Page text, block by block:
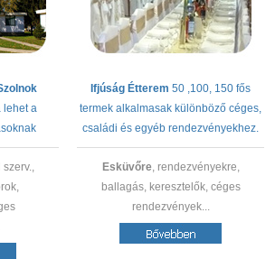
lehet a
szerv.,
Ifjúság Étterem 50 ,100, 150 fős
termek alkalmasak különböző céges,
családi és egyéb rendezvényekhez.
Esküvőre, rendezvényekre,
ballagás, keresztelők, céges
rendezvények...